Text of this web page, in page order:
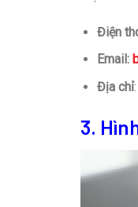
Điện
Email:
Địa chỉ:
3.